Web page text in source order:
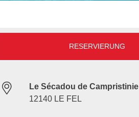
RESERVIERUNG
Le Sécadou de Campristinie
12140 LE FEL